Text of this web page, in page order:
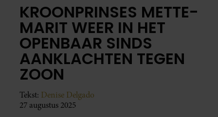
KROONPRINSES METTE-
MARIT WEER IN HET
OPENBAAR SINDS
AANKLACHTEN TEGEN
ZOON
Tekst: Denise Delgado
27 augustus 2025